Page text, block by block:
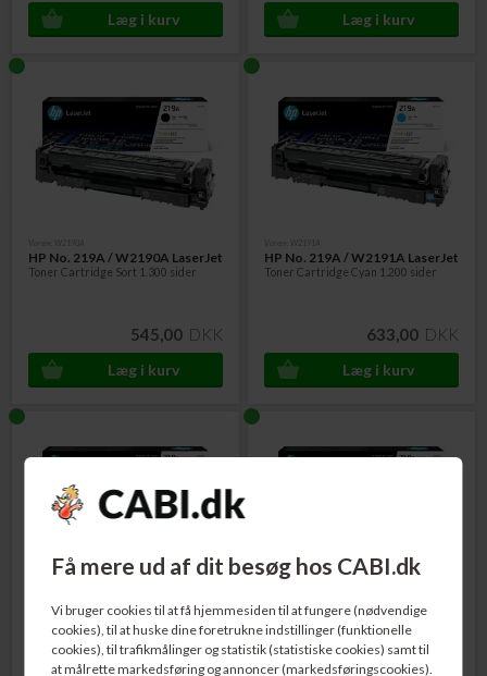
Få mere ud af dit besøg hos CABI.dk
Vi bruger cookies til at få hjemmesiden til at fungere (nødvendige
cookies), til at huske dine foretrukne indstillinger (funktionelle
cookies), til trafikmålinger og statistik (statistiske cookies) samt til
at målrette markedsføring og annoncer (markedsføringscookies).
HP No. 219A / W2190A LaserJet
Toner Cartridge Sort 1.300 sider
545,00 DKK
HP No. 219A / W2191A LaserJet
Toner Cartridge Cyan 1.200 sider
633,00 DKK
HP No. 219A / W2192A LaserJet
Toner Cartridge Gul 1.200 sider
HP No. 219A / W2193A LaserJet
Toner Cartridge Magenta 1.200 sider